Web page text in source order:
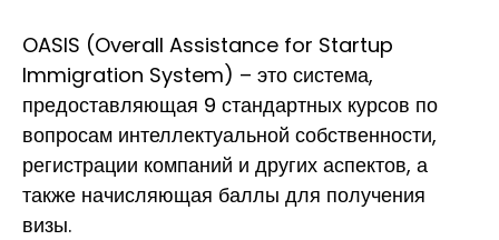
OASIS (Overall Assistance for Startup
Immigration System) – это система,
предоставляющая 9 стандартных курсов по
вопросам интеллектуальной собственности,
регистрации компаний и других аспектов, а
также начисляющая баллы для получения
визы.